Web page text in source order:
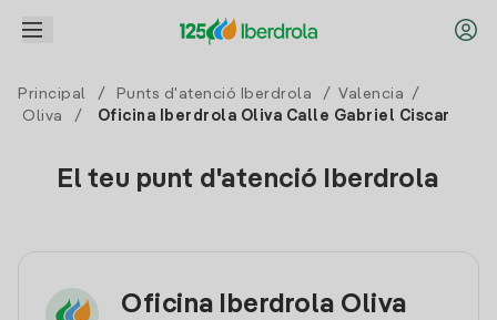
Principal / Punts d'atenció Iberdrola / Valencia
/
Oliva
/ Oficina Iberdrola Oliva Calle Gabriel Ciscar
El teu punt d'atenció Iberdrola
Oficina Iberdrola Oliva